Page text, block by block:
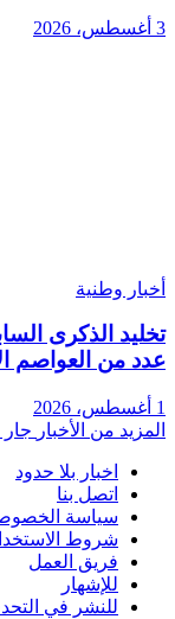
وطنية
الذكرى
من العواصم
من الأخبار جار
اخبار بلا حدود
اتصل بنا
سياسة الخصوصية
شروط الاستخدام
فريق العمل
للإشهار
للنشر في التحدي 24